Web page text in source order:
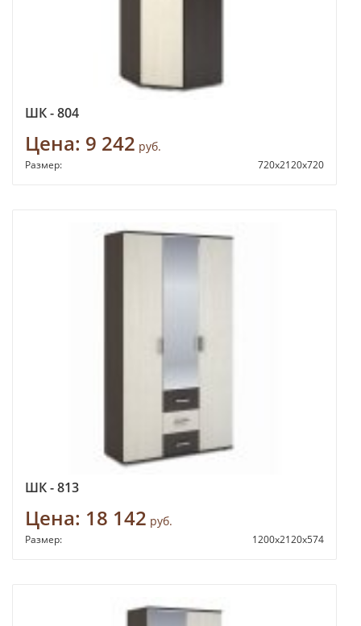
ШК - 804
Цена: 9 242 руб.
Размер: 720х2120х720
ШК - 813
Цена: 18 142 руб.
Размер: 1200х2120х574